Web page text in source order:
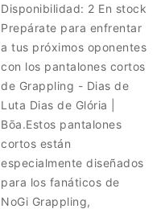
Disponibilidad: 2 En stock
Prepárate para enfrentar
a tus próximos oponentes
con los pantalones cortos
de Grappling - Dias de
Luta Dias de Glória |
Bōa.Estos pantalones
cortos están
especialmente diseñados
para los fanáticos de
NoGi Grappling,